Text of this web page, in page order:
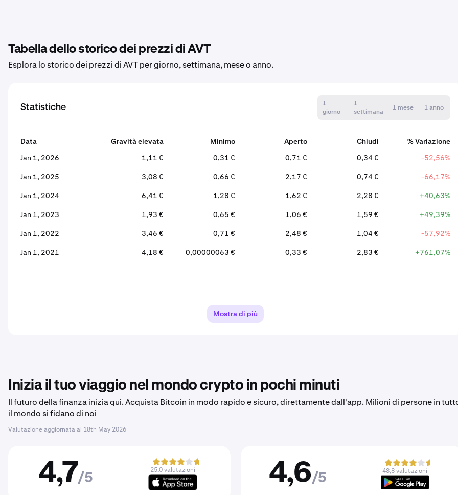
Tabella dello storico dei prezzi di AVT
Esplora lo storico dei prezzi di AVT per giorno, settimana, mese o anno.
Statistiche
1
giorno
1
settimana
1 mese 1 anno
Data Gravità elevata Minimo Aperto Chiudi
% Variazione
Jan 1, 2026
1,11 € 0,31 € 0,71 € 0,34 € -52,56%
Jan 1, 2025 3,08 € 0,66 € 2,17 € 0,74 € -66,17%
Jan 1, 2024 6,41 € 1,28 € 1,62 € 2,28 € +40,63%
Jan 1, 2023 1,93 € 0,65 € 1,06 € 1,59 € +49,39%
Jan 1, 2022 3,46 € 0,71 € 2,48 € 1,04 € -57,92%
Jan 1, 2021 4,18 € 0,00000063 € 0,33 € 2,83 € +761,07%
Mostra di più
Inizia il tuo viaggio nel mondo crypto in pochi minuti
Il futuro della finanza inizia qui. Acquista Bitcoin in modo rapido e sicuro, direttamente dall'app. Milioni di persone in
il mondo si fidano di noi
Valutazione aggiornata al 18th May 2026
4,7/5
25,0 valutazioni 4,6/5
48,8 valutazioni